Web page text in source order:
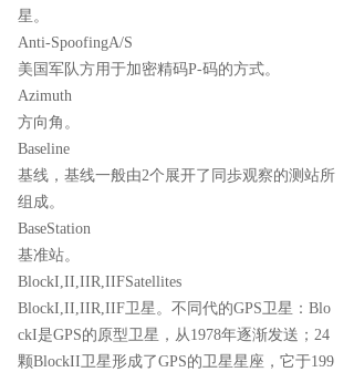
星。
Anti-SpoofingA/S
美国军队方用于加密精码P-码的方式。
Azimuth
方向角。
Baseline
基线，基线一般由2个展开了同歩观察的测站所
组成。
BaseStation
基准站。
BlockI,II,IIR,IIFSatellites
BlockI,II,IIR,IIF卫星。不同代的GPS卫星：Blo
ckI是GPS的原型卫星，从1978年逐渐发送；24
颗BlockII卫星形成了GPS的卫星星座，它于199